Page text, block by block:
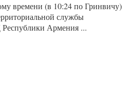
времени (в 10:24 по Гринвичу)
службы
Армения ...